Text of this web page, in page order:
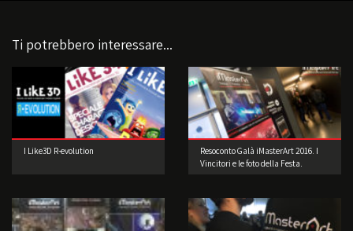
Ti potrebbero interessare...
I Like3D R-evolution
Resoconto Galà iMasterArt 2016. I
Vincitori e le foto della Festa.